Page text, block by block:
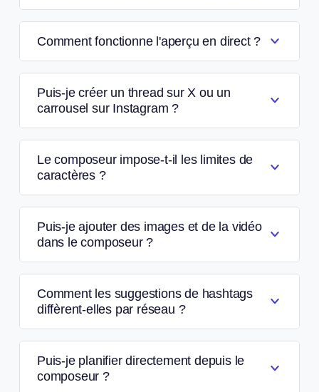
Comment fonctionne l'aperçu en direct ?
Puis-je créer un thread sur X ou un
carrousel sur Instagram ?
Le composeur impose-t-il les limites de
caractères ?
Puis-je ajouter des images et de la vidéo
dans le composeur ?
Comment les suggestions de hashtags
diffèrent-elles par réseau ?
Puis-je planifier directement depuis le
composeur ?